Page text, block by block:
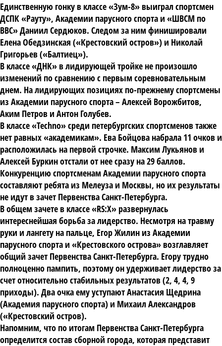
Единственную гонку в классе «Зум-8» выиграл спортсмен
ДСПК «Рауту», Академии парусного спорта и «ШВСМ по
ВВС» Даниил Сердюков. Следом за ним финишировали
Елена Обедзинская («Крестовский остров») и Николай
Григорьев («Балтиец»).
В классе «ДНК» в лидирующей тройке не произошло
изменений по сравнению с первым соревновательным
днем. На лидирующих позициях по-прежнему спортсмены
из Академии парусного спорта – Алексей Ворожбитов,
Аким Петров и Антон Голубев.
В классе «Techno» среди петербургских спортсменов также
нет равных «академикам». Ева Бойцова набрала 11 очков и
расположилась на первой строчке. Максим Лукьянов и
Алексей Буркин отстали от нее сразу на 29 баллов.
Конкуренцию спортсменам Академии парусного спорта
составляют ребята из Мелеуза и Москвы, но их результаты
не идут в зачет Первенства Санкт-Петербурга.
В общем зачете в классе «RS:X» развернулась
интереснейшая борьба за лидерство. Несмотря на травму
руки и лангету на пальце, Егор Жилин из Академии
парусного спорта и «Крестовского острова» возглавляет
общий зачет Первенства Санкт-Петербурга. Егору трудно
полноценно пампить, поэтому он удерживает лидерство за
счет относительно стабильных результатов (2, 4, 4, 9
приходы). Два очка ему уступают Анастасия Щедрина
(Академия парусного спорта) и Михаил Александров
(«Крестовский остров).
Напомним, что по итогам Первенства Санкт-Петербурга
определится состав сборной города, которая представит